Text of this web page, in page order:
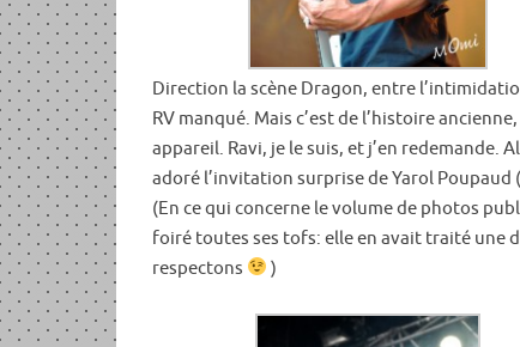
Direction la scène Dragon, entre
RV manqué. Mais c’est de l’histoire
appareil. Ravi, je le suis, et j’en redemande.
adoré l’invitation surprise de Yarol Poupaud
(En ce qui concerne le volume de photos
foiré toutes ses tofs: elle en avait traité une
respectons
)